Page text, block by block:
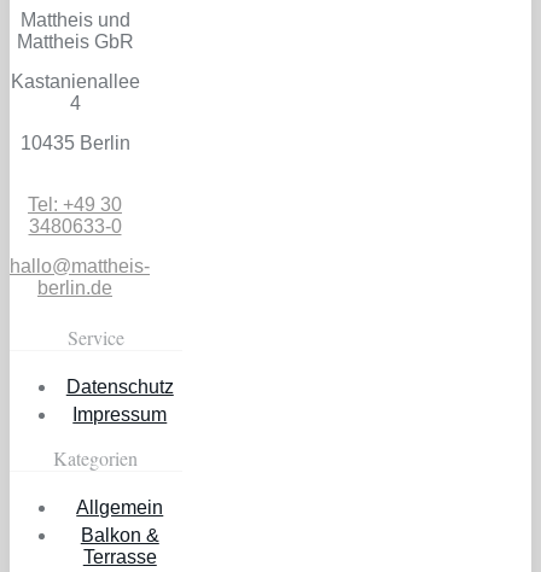
Mattheis und
Mattheis GbR
Kastanienallee
4
10435 Berlin
Tel: +49 30
3480633-0
hallo@mattheis-
berlin.de
Service
Datenschutz
Impressum
Kategorien
Allgemein
Balkon &
Terrasse